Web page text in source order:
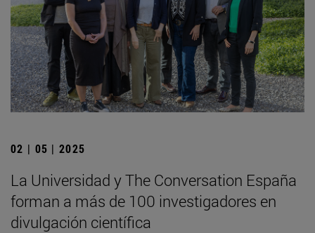
02 | 05 | 2025
La Universidad y The Conversation España
forman a más de 100 investigadores en
divulgación científica